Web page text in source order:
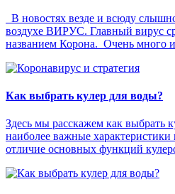
В новостях везде и всюду
воздухе ВИРУС. Главный вирус
названием Корона. Очень много
Как выбрать кулер для воды?
Здесь мы расскажем как выбрать
наиболее важные
отличие основных функций